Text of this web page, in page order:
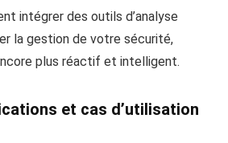
intégrer des outils d’analyse
la gestion de votre sécurité,
plus réactif et intelligent.
et cas d’utilisation